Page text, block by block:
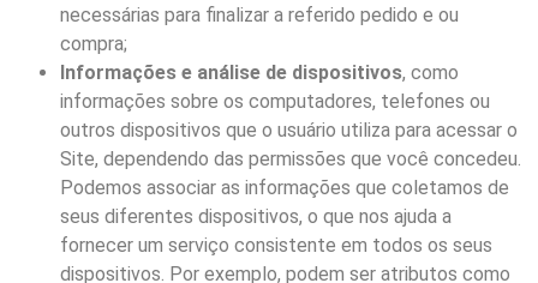
necessárias para finalizar a referido pedido e ou
compra;
Informações e análise de dispositivos, como
informações sobre os computadores, telefones ou
outros dispositivos que o usuário utiliza para acessar o
Site, dependendo das permissões que você concedeu.
Podemos associar as informações que coletamos de
seus diferentes dispositivos, o que nos ajuda a
fornecer um serviço consistente em todos os seus
dispositivos. Por exemplo, podem ser atributos como